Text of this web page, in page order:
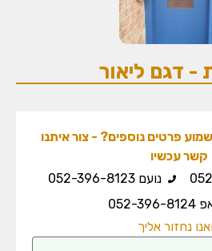
ליאור
פרטים נוספים? - צור איתנו
עכשיו
נועם 052-396-8123
אליך